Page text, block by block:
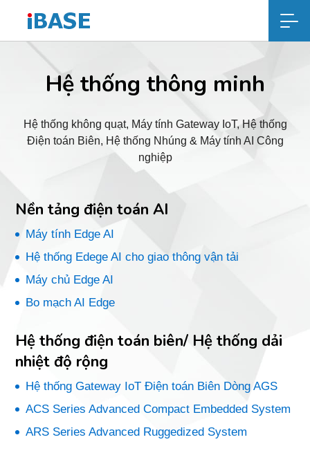
Hệ thống thông minh
Hệ thống không quạt, Máy tính Gateway IoT, Hệ thống
Điện toán Biên, Hệ thống Nhúng & Máy tính AI Công
nghiệp
Nền tảng điện toán AI
Máy tính Edge AI
Hệ thống Edege AI cho giao thông vận tải
Máy chủ Edge AI
Bo mạch AI Edge
Hệ thống điện toán biên/ Hệ thống dải
nhiệt độ rộng
Hệ thống Gateway IoT Điện toán Biên Dòng AGS
ACS Series Advanced Compact Embedded System
ARS Series Advanced Ruggedized System